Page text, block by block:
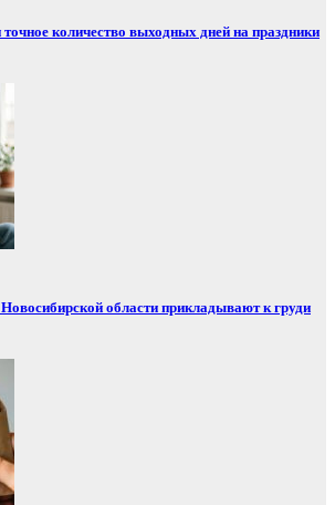
количество выходных дней на праздники
области прикладывают к груди